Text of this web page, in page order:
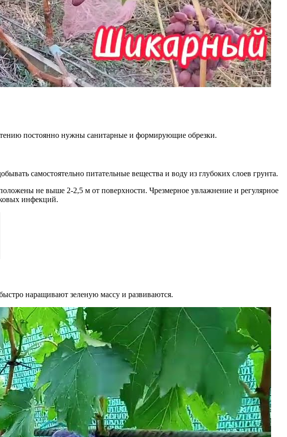
постоянно нужны санитарные и формирующие обрезки.
самостоятельно питательные вещества и воду из глубоких слоев грунта.
не выше 2-2,5 м от поверхности. Чрезмерное увлажнение и регулярное
инфекций.
наращивают зеленую массу и развиваются.